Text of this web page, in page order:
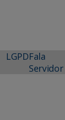
LGPDFala
Servidor